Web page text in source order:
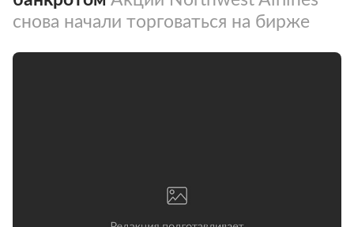
снова начали торговаться на бирже